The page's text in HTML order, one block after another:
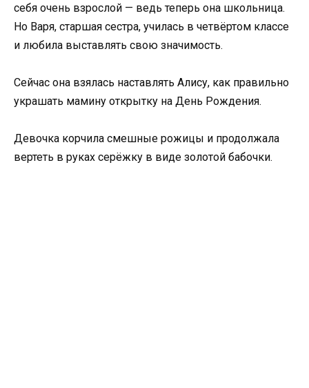
себя очень взрослой — ведь теперь она школьница.
Но Варя, старшая сестра, училась в четвёртом классе
и любила выставлять свою значимость.
Сейчас она взялась наставлять Алису, как правильно
украшать мамину открытку на День Рождения.
Девочка корчила смешные рожицы и продолжала
вертеть в руках серёжку в виде золотой бабочки.